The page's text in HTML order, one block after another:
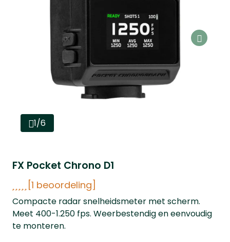
1/6
FX Pocket Chrono D1
[1 beoordeling]
Compacte radar snelheidsmeter met scherm.
Meet 400-1.250 fps. Weerbestendig en eenvoudig
te monteren.